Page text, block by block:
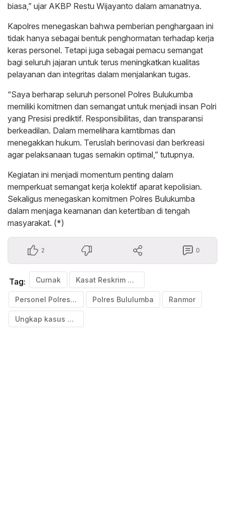
biasa,” ujar AKBP Restu Wijayanto dalam amanatnya.
Kapolres menegaskan bahwa pemberian penghargaan ini
tidak hanya sebagai bentuk penghormatan terhadap kerja
keras personel. Tetapi juga sebagai pemacu semangat
bagi seluruh jajaran untuk terus meningkatkan kualitas
pelayanan dan integritas dalam menjalankan tugas.
“Saya berharap seluruh personel Polres Bulukumba
memiliki komitmen dan semangat untuk menjadi insan Polri
yang Presisi prediktif. Responsibilitas, dan transparansi
berkeadilan. Dalam memelihara kamtibmas dan
menegakkan hukum. Teruslah berinovasi dan berkreasi
agar pelaksanaan tugas semakin optimal,” tutupnya.
Kegiatan ini menjadi momentum penting dalam
memperkuat semangat kerja kolektif aparat kepolisian.
Sekaligus menegaskan komitmen Polres Bulukumba
dalam menjaga keamanan dan ketertiban di tengah
masyarakat. (*)
2 0
Tag: Curnak Kasat Reskrim Polres Bulukumba
Personel Polres Bulukumba dapat penghargaan Polres Bululumba Ranmor
Ungkap kasus pencurian